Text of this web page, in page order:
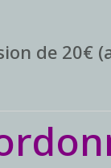
de 20€